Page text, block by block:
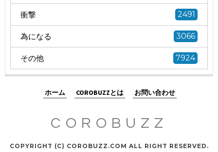
衝撃 2491
為になる 3066
その他 7924
ホーム COROBUZZとは お問い合わせ
COROBUZZ
COPYRIGHT (C) COROBUZZ.COM ALL RIGHT RESERVED.